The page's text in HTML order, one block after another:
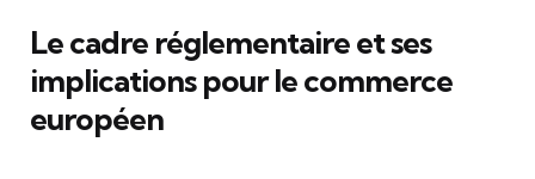
Le cadre réglementaire et ses
implications pour le commerce
européen